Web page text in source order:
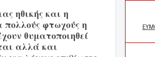
ηθικής και η
πολλούς φτωχούς η
θυματοποιηθεί
αλλά και